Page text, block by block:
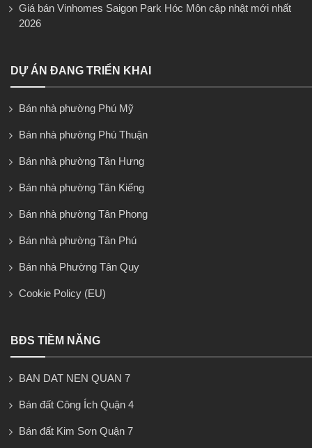
Giá bán Vinhomes Saigon Park Hóc Môn cập nhật mới nhất
2026
DỰ ÁN ĐANG TRIỂN KHAI
Bán nhà phường Phú Mỹ
Bán nhà phường Phú Thuận
Bán nhà phường Tân Hưng
Bán nhà phường Tân Kiểng
Bán nhà phường Tân Phong
Bán nhà phường Tân Phú
Bán nhà Phường Tân Quy
Cookie Policy (EU)
BĐS TIỀM NĂNG
BAN DAT NEN QUAN 7
Bán đất Công Ích Quận 4
Bán đất Kim Sơn Quận 7